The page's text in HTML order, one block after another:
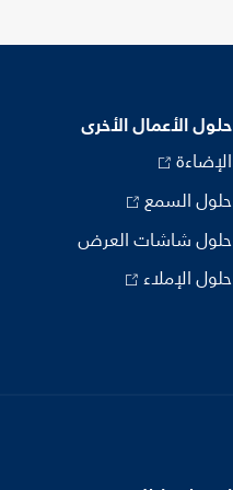
حلول الأعمال الأخرى
الإضاءة
حلول السمع
حلول شاشات العرض
حلول الإملاء